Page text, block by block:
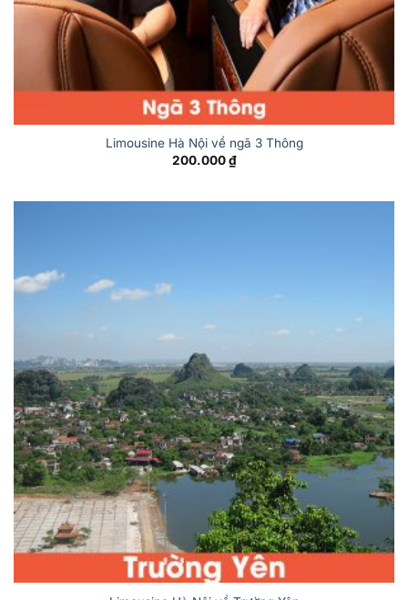
Limousine Hà Nội về ngã 3 Thông
200.000₫